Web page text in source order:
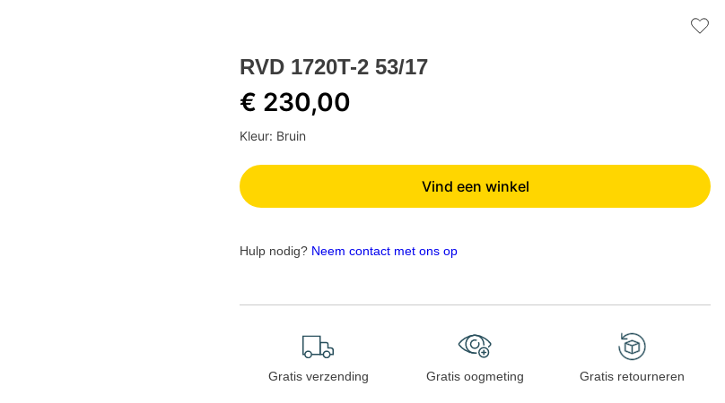
RVD 1720T-2 53/17
€ 230,00
Kleur: Bruin
Vind een winkel
Hulp nodig? Neem contact met ons op
Gratis verzending Gratis oogmeting Gratis retourneren